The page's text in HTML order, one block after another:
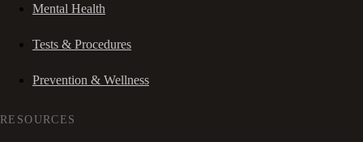
Mental Health
Tests & Procedures
Prevention & Wellness
RESOURCES